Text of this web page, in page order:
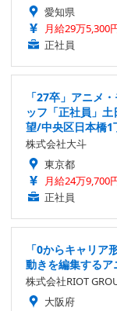
愛知県
月給29万5,300
正社員
「27卒」アニメ
ッフ「正社員」
望/中央区日本橋1
株式会社大斗
東京都
月給24万9,700
正社員
「0からキャリ
動きを編集する
株式会社RIOT
大阪府